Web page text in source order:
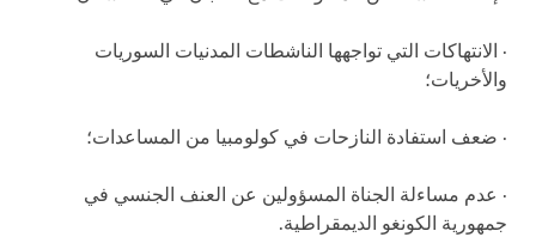
· الانتهاكات التي تواجهها الناشطات المدنيات السوريات
والأخريات؛
· ضعف استفادة النازحات في كولومبيا من المساعدات؛
· عدم مساءلة الجناة المسؤولين عن العنف الجنسي في
جمهورية الكونغو الديمقراطية.